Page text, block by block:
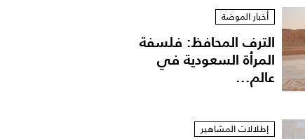
أخبار الموضة
الترف المحافظ: فلسفة
المرأة السعودية في
عالم...
إطلالات المشاهير